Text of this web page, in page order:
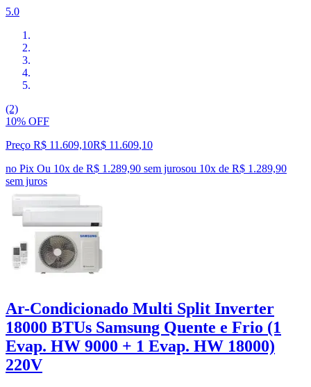
5.0
(2)
10% OFF
Preço R$ 11.609,10R$ 11.609,10
no Pix Ou 10x de R$ 1.289,90 sem jurosou 10x de R$ 1.289,90
sem juros
Ar-Condicionado Multi Split Inverter
18000 BTUs Samsung Quente e Frio (1
Evap. HW 9000 + 1 Evap. HW 18000)
220V